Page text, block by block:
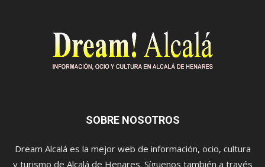
SOBRE NOSOTROS
Dream Alcalá es la mejor web de información, ocio, cultura
y turismo de Alcalá de Henares. Síguenos también a través